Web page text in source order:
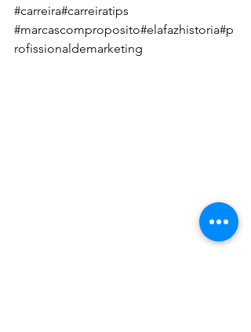
#carreira#carreiratips
#marcascomproposito#elafazhistoria#p
rofissionaldemarketing